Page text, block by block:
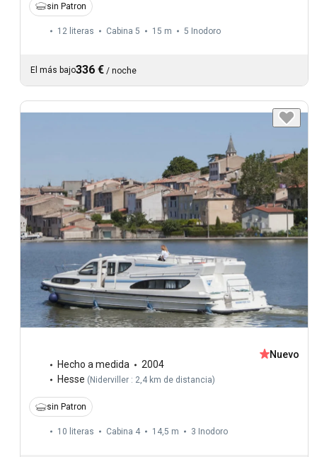
sin Patron
12 literas Cabina 5 15 m 5 Inodoro
El más bajo336 € / noche
Hecho a medida
2004
Hesse ( Niderviller : 2,4 km de distancia)
Nuevo
sin Patron
10 literas Cabina 4 14,5 m 3 Inodoro